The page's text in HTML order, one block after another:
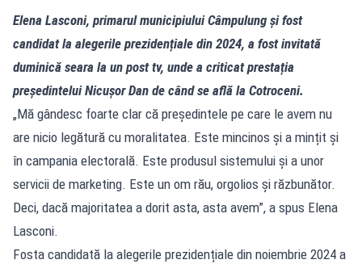
Elena Lasconi, primarul municipiului Câmpulung și fost
candidat la alegerile prezidențiale din 2024, a fost invitată
duminică seara la un post tv, unde a criticat prestația
președintelui Nicușor Dan de când se află la Cotroceni.
„Mă gândesc foarte clar că președintele pe care le avem nu
are nicio legătură cu moralitatea. Este mincinos și a mințit și
în campania electorală. Este produsul sistemului și a unor
servicii de marketing. Este un om rău, orgolios și răzbunător.
Deci, dacă majoritatea a dorit asta, asta avem”, a spus Elena
Lasconi.
Fosta candidată la alegerile prezidențiale din noiembrie 2024 a